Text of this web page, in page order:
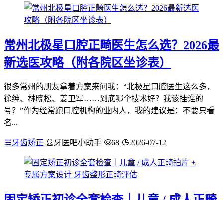
常州北极星口腔正畸医生怎么选？2026最
新选医攻略（附各院区坐诊表）
很多常州的朋友拿着方案来问我：“北极星口腔医生这么多，
徐绅、林晓松、姜卫军……到底哪个技术好？我该挂谁的
号？”作为经常跑口腔机构的业内人，我的建议是：不要只看
名...
牙齿矫正 牙医吧小助手 68 2026-07-12